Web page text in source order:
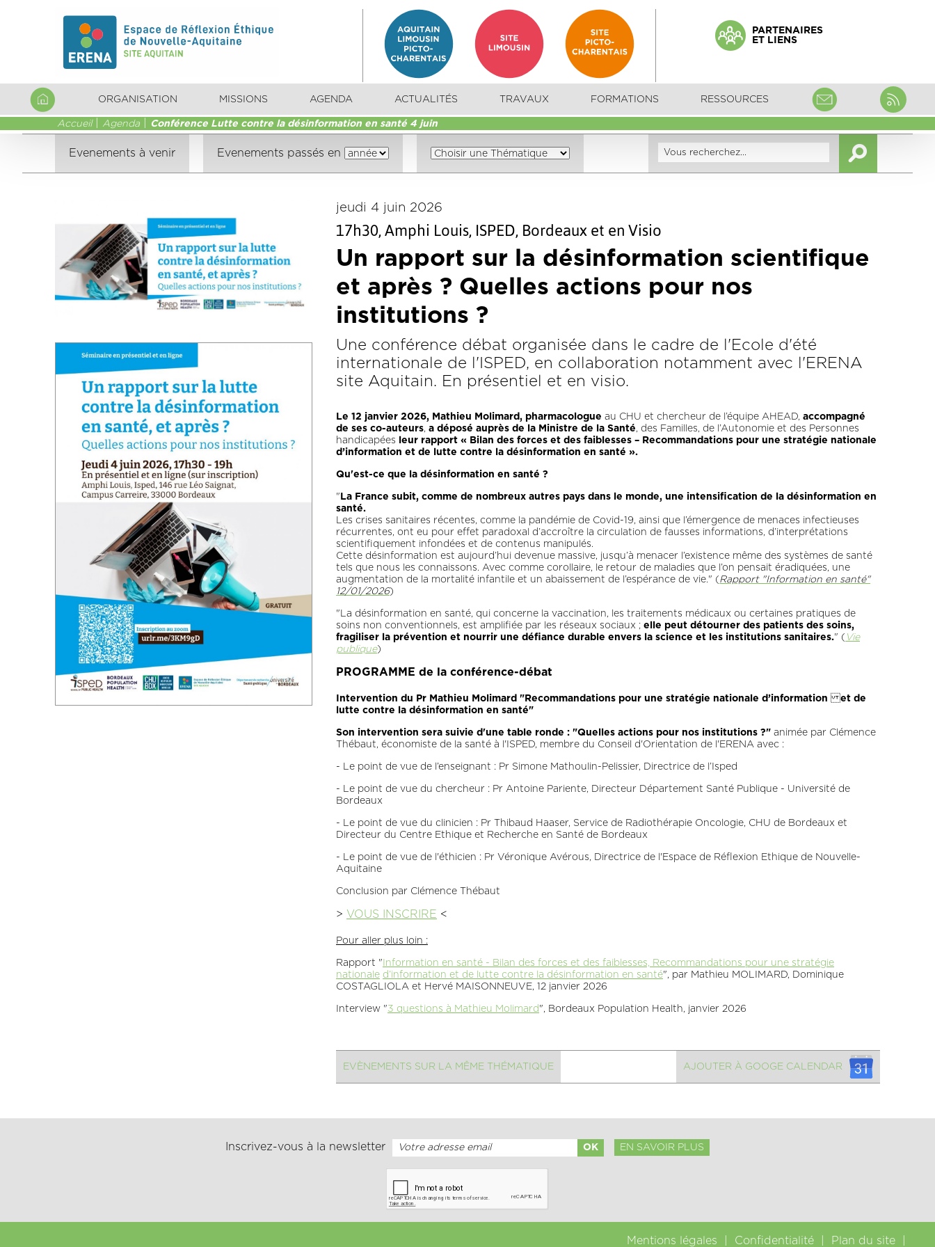
PARTENAIRES
ET LIENS
ORGANISATION MISSIONS AGENDA ACTUALITÉS TRAVAUX FORMATIONS RESSOURCES
Accueil Agenda Conférence Lutte contre la désinformation en santé 4 juin
Evenements à venir Evenements passés en
jeudi 4 juin 2026
17h30, Amphi Louis, ISPED, Bordeaux et en Visio
Un rapport sur la désinformation scientifique
et après ? Quelles actions pour nos
institutions ?
Une conférence débat organisée dans le cadre de l'Ecole d'été
internationale de l'ISPED, en collaboration notamment avec l'ERENA
site Aquitain. En présentiel et en visio.
Le 12 janvier 2026, Mathieu Molimard, pharmacologue au CHU et chercheur de l’équipe AHEAD, accompagné
de ses co-auteurs, a déposé auprès de la Ministre de la Santé, des Familles, de l’Autonomie et des Personnes
handicapées
leur rapport « Bilan des forces et des faiblesses – Recommandations pour une stratégie nationale
d’information et de lutte contre la désinformation en santé ».
Qu'est-ce que la désinformation en santé ?
" La France subit, comme de nombreux autres pays dans le monde, une intensification de la désinformation en
santé.
Les crises sanitaires récentes, comme la pandémie de Covid-19, ainsi que l’émergence de menaces infectieuses
récurrentes, ont eu pour effet paradoxal d’accroître la circulation de fausses informations, d’interprétations
scientifiquement infondées et de contenus manipulés.
Cette désinformation est aujourd’hui devenue massive, jusqu’à menacer l’existence même des systèmes de santé
tels que nous les connaissons. Avec comme corollaire, le retour de maladies que l’on pensait éradiquées, une
augmentation de la mortalité infantile et un abaissement de l’espérance de vie." ( Rapport "Information en santé"
12/01/2026)
"La désinformation en santé, qui concerne la vaccination, les traitements médicaux ou certaines pratiques de
soins non conventionnels, est amplifiée par les réseaux sociaux ; elle peut détourner des patients des soins,
fragiliser la prévention et nourrir une défiance durable envers la science et les institutions sanitaires." ( Vie
publique)
PROGRAMME de la conférence-débat
Intervention du Pr Mathieu Molimard "Recommandations pour une stratégie nationale d’information et de
lutte contre la désinformation en santé"
Son intervention sera suivie d'une table ronde : "Quelles actions pour nos institutions ?" animée par Clémence
Thébaut, économiste de la santé à l'ISPED, membre du Conseil d'Orientation de l'ERENA avec :
- Le point de vue de l’enseignant : Pr Simone Mathoulin-Pelissier, Directrice de l’Isped
- Le point de vue du chercheur : Pr Antoine Pariente, Directeur Département Santé Publique - Université de
Bordeaux
- Le point de vue du clinicien : Pr Thibaud Haaser, Service de Radiothérapie Oncologie, CHU de Bordeaux et
Directeur du Centre Ethique et Recherche en Santé de Bordeaux
- Le point de vue de l'éthicien : Pr Véronique Avérous, Directrice de l'Espace de Réflexion Ethique de Nouvelle-
Aquitaine
Conclusion par Clémence Thébaut
> VOUS INSCRIRE <
Pour aller plus loin :
Rapport " Information en santé - Bilan des forces et des faiblesses, Recommandations pour une stratégie
nationale d’information et de lutte contre la désinformation en santé", par Mathieu MOLIMARD, Dominique
COSTAGLIOLA et Hervé MAISONNEUVE, 12 janvier 2026
Interview "3 questions à Mathieu Molimard", Bordeaux Population Health, janvier 2026
EVÈNEMENTS SUR LA MÊME THÉMATIQUE AJOUTER À GOOGE CALENDAR
Inscrivez-vous à la newsletter EN SAVOIR PLUS
Mentions légales Confidentialité Plan du site